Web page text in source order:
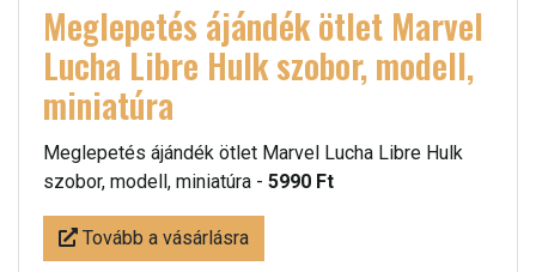
Meglepetés ájándék ötlet Marvel
Lucha Libre Hulk szobor, modell,
miniatúra
Meglepetés ájándék ötlet Marvel Lucha Libre Hulk
szobor, modell, miniatúra - 5990 Ft
Tovább a vásárlásra